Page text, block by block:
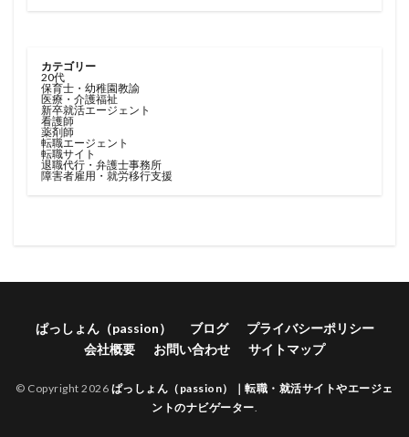
カテゴリー
20代
保育士・幼稚園教諭
医療・介護福祉
新卒就活エージェント
看護師
薬剤師
転職エージェント
転職サイト
退職代行・弁護士事務所
障害者雇用・就労移行支援
ぱっしょん（passion） ブログ
プライバシーポリシー
会社概要
お問い合わせ サイトマップ
© Copyright 2026 ぱっしょん（passion）｜転職・就活サイトやエージェ
ントのナビゲーター